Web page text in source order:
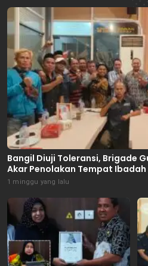
Bangil Diuji Toleransi, Brigade
Akar Penolakan Tempat Ibadah
1 minggu yang lalu